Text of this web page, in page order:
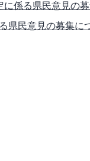
に係る県民意見の
県民意見の募集に